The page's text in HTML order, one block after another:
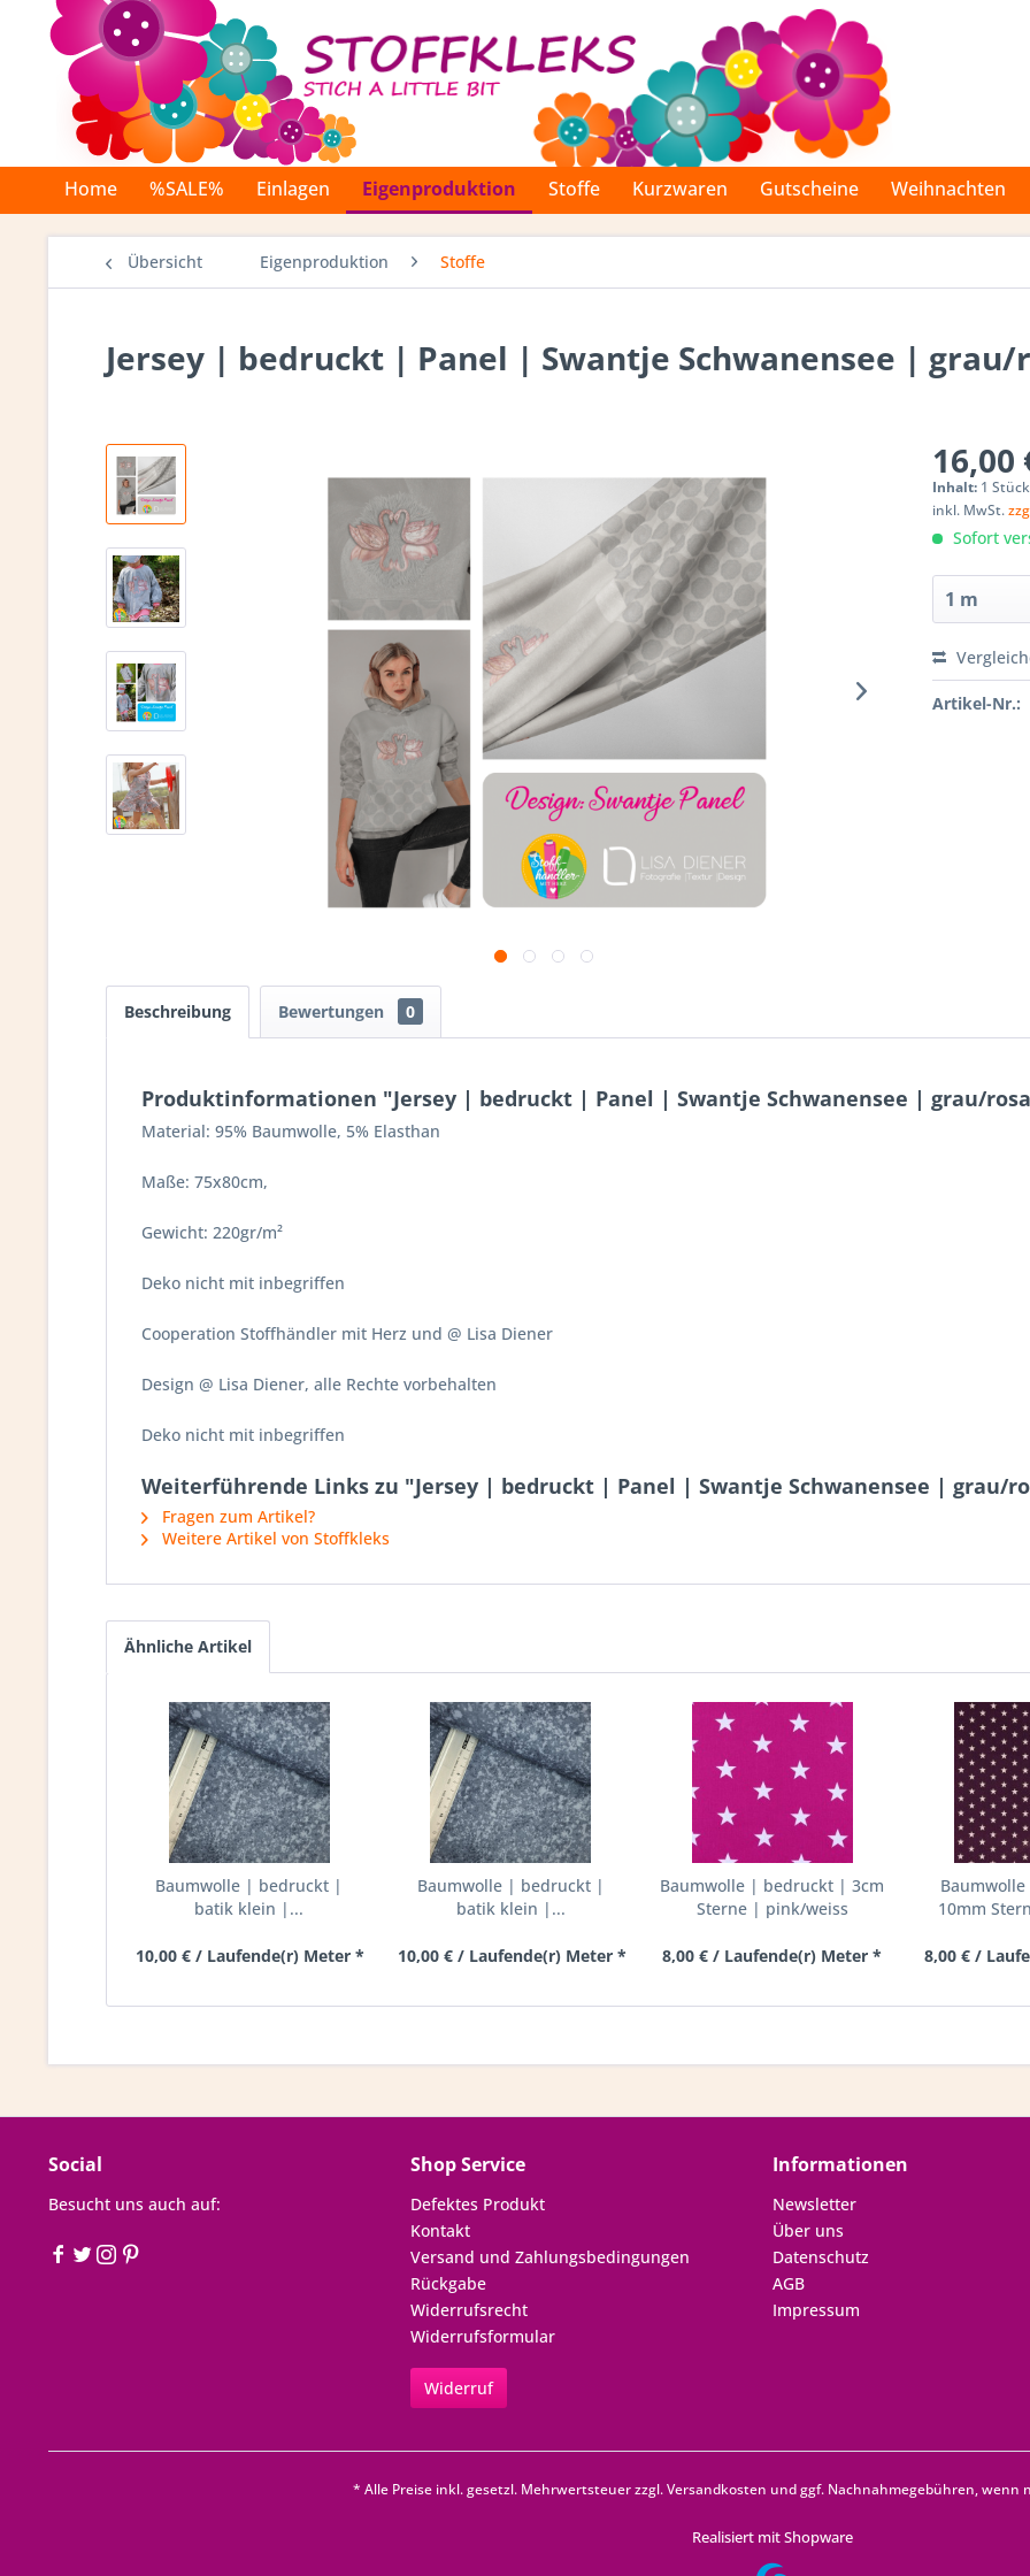
Home %SALE% Einlagen Eigenproduktion Stoffe Kurzwaren Gutscheine Weihnachten
Übersicht Eigenproduktion Stoffe
Jersey | bedruckt | Panel | Swantje Schwanensee | grau/
16,00
Inhalt: 1 Stück
inkl. MwSt.
Sofort
Artikel-Nr.:
Beschreibung Bewertungen 0
Produktinformationen "Jersey | bedruckt | Panel | Swantje Schwanensee | grau/
Material: 95% Baumwolle, 5% Elasthan
Maße: 75x80cm,
Gewicht: 220gr/m²
Deko nicht mit inbegriffen
Cooperation Stoffhändler mit Herz und @ Lisa Diener
Design @ Lisa Diener, alle Rechte vorbehalten
Deko nicht mit inbegriffen
Weiterführende Links zu "Jersey | bedruckt | Panel | Swantje Schwanensee | grau/
Fragen zum Artikel?
Weitere Artikel von Stoffkleks
Ähnliche Artikel
Baumwolle | bedruckt |
batik klein |...
10,00 € / Laufende(r) Meter *
Baumwolle | bedruckt |
batik klein |...
10,00 € / Laufende(r) Meter *
Baumwolle | bedruckt | 3cm
Sterne | pink/weiss
8,00 € / Laufende(r) Meter *
10mm
8,00 € /
Social
Besucht uns auch auf:
Shop Service
Defektes Produkt
Kontakt
Versand und Zahlungsbedingungen
Rückgabe
Widerrufsrecht
Widerrufsformular
Widerruf
Informationen
Newsletter
Über uns
Datenschutz
AGB
Impressum
* Alle Preise inkl. gesetzl. Mehrwertsteuer zzgl.Versandkosten und ggf. Nachnahmegebühren, wenn
Realisiert mit Shopware